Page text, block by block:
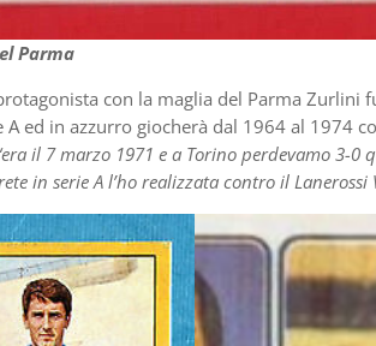
Parma
con la maglia del Parma Zurlini
A ed in azzurro giocherà dal 1964 al 1974
il 7 marzo 1971 e a Torino perdevamo 3-
in serie A l’ho realizzata contro il